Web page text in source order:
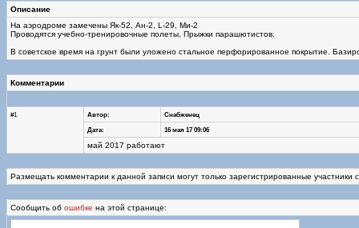
Описание
На аэродроме замечены Як-52, Ан-2, L-29, Ми-2
Проводятся учебно-тренировочные полеты, Прыжки парашютистов.
В советское время на грунт были уложено стальное перфорированное покрытие.
Комментарии
#1 Автор:
Снабженец
Дата:
16 мая 17 09:06
май 2017 работают
Размещать комментарии к данной записи могут только зарегистрированные участники
Сообщить об ошибке на этой странице: